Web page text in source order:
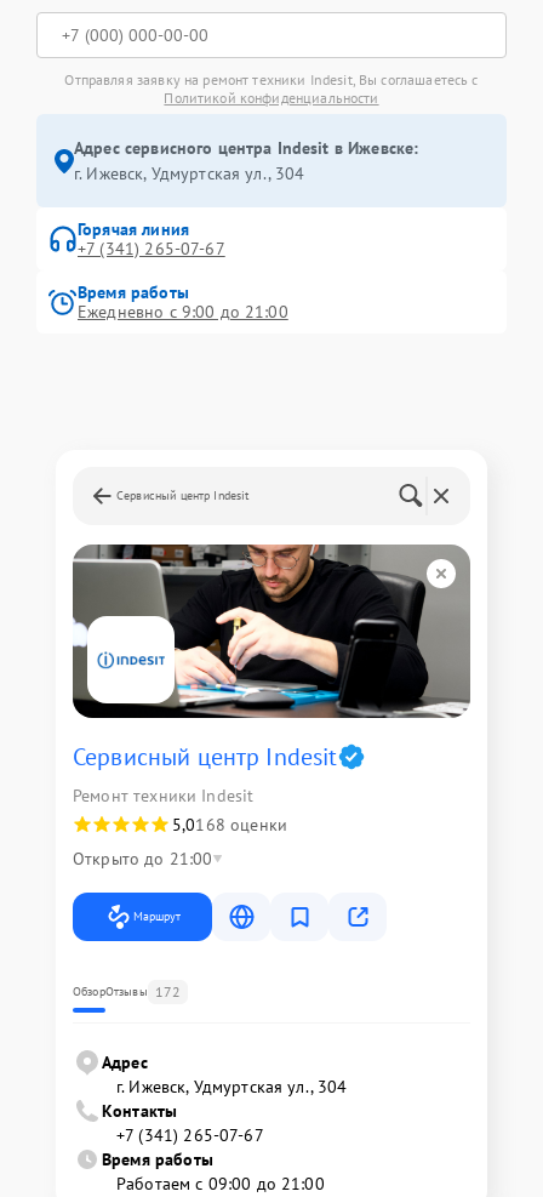
Отправляя заявку на ремонт техники Indesit, Вы соглашаетесь с
Политикой конфиденциальности
Адрес сервисного центра Indesit в Ижевске:
г. Ижевск, Удмуртская ул., 304
Горячая линия
+7 (341) 265-07-67
Время работы
Ежедневно с 9:00 до 21:00
Сервисный центр Indesit
Сервисный центр Indesit
Ремонт техники Indesit
5,0168 оценки
Открыто до 21:00
Маршрут
ОбзорОтзывы 172
Адрес
г. Ижевск, Удмуртская ул., 304
Контакты
+7 (341) 265-07-67
Время работы
Работаем с 09:00 до 21:00